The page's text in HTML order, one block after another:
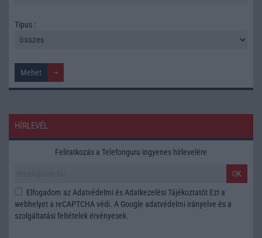
Tipus :
HÍRLEVÉL
Feliratkozás a Telefonguru ingyenes hírlevelére
OK
Elfogadom az Adatvédelmi és Adatkezelési Tájékoztatót Ezt a
webhelyet a reCAPTCHA védi. A Google adatvédelmi irányelve és a
szolgáltatási feltételek érvényesek.